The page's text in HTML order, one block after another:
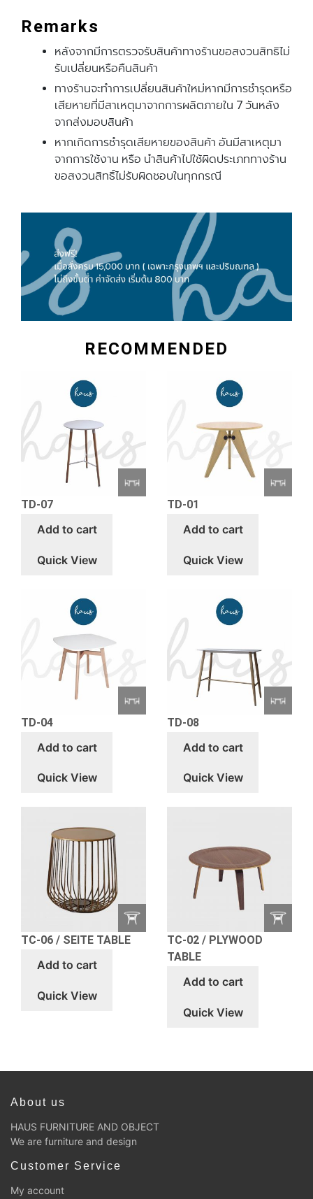
Remarks
หลังจากมีการตรวจรับสินค้าทางร้านขอสงวนสิทธิไม่
รับเปลี่ยนหรือคืนสินค้า
ทางร้านจะทําการเปลี่ยนสินค้าใหม่หากมีการชํารุดหรือ
เสียหายที่มีสาเหตุมาจากการผลิตภายใน 7 วันหลัง
จากส่งมอบสินค้า
หากเกิดการชํารุดเสียหายของสินค้า อันมีสาเหตุมา
จากการใช้งาน หรือ นําสินค้าไปใช้ผิดประเภททางร้าน
ขอสงวนสิทธิ์ไม่รับผิดชอบในทุกกรณี
RECOMMENDED
TD-07
Add to cart
Quick View
TD-01
Add to cart
Quick View
TD-04
Add to cart
Quick View
TD-08
Add to cart
Quick View
TC-06 / SEITE TABLE
Add to cart
Quick View
TC-02 / PLYWOOD
TABLE
Add to cart
Quick View
About us
HAUS FURNITURE AND OBJECT
We are furniture and design
Customer Service
My account